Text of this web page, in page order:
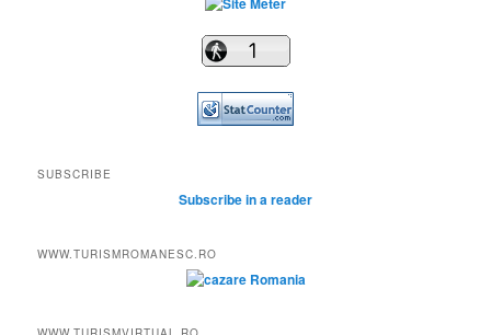
SUBSCRIBE
Subscribe in a reader
WWW.TURISMROMANESC.RO